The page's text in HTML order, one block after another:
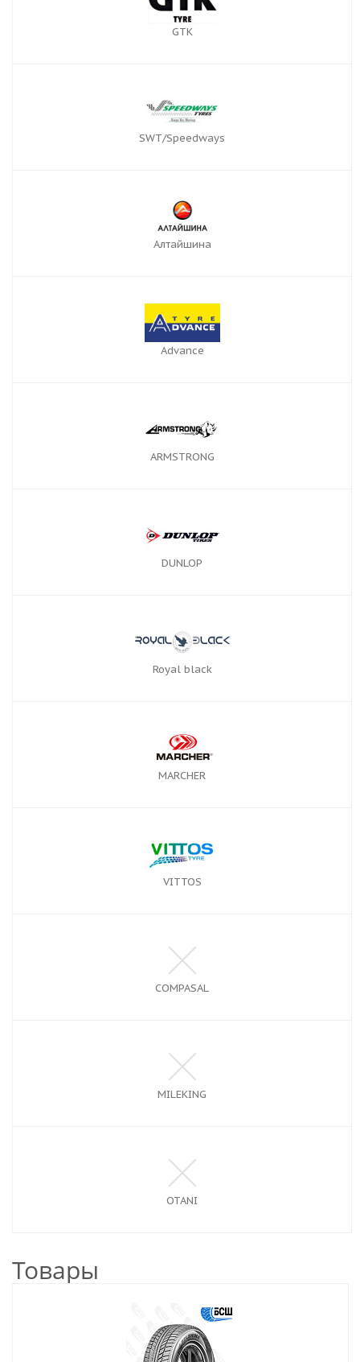
GTK
SWT/Speedways
Алтайшина
Advance
ARMSTRONG
DUNLOP
Royal black
MARCHER
VITTOS
COMPASAL
MILEKING
OTANI
Товары